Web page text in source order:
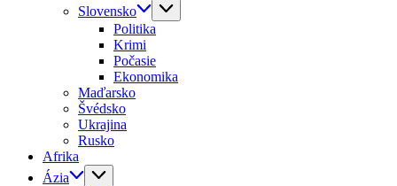
Slovensko
Politika
Krimi
Počasie
Ekonomika
Maďarsko
Švédsko
Ukrajina
Rusko
Afrika
Ázia